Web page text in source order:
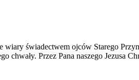
świadectwem ojców Starego
chwały. Przez Pana naszego Jezusa